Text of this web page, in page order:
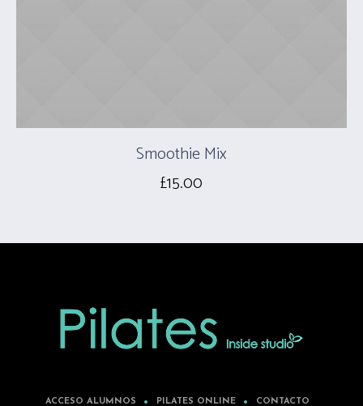
Smoothie Mix
£15.00
ACCESO ALUMNOS PILATES ONLINE CONTACTO